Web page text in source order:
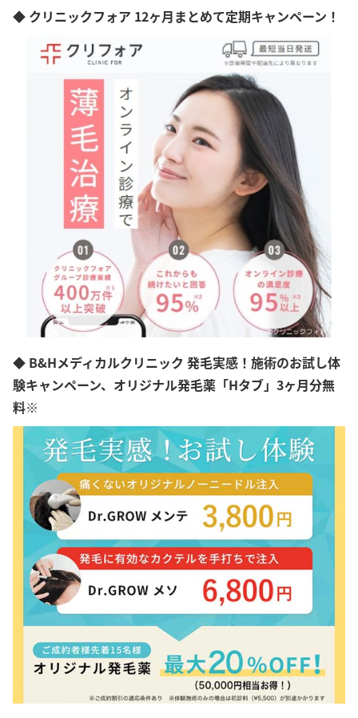
◆ クリニックフォア 12ヶ月まとめて定期キャンペーン！
◆ B&Hメディカルクリニック 発毛実感！施術のお試し体
験キャンペーン、オリジナル発毛薬「Hタブ」3ヶ月分無
料※